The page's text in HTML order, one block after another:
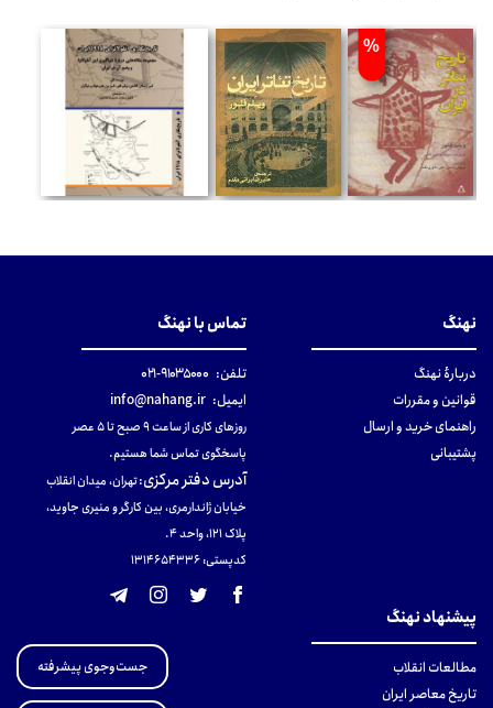
%
نهنگ
دربارهٔ نهنگ
قوانین و مقررات
راهنمای خرید و ارسال
پشتیبانی
تماس با نهنگ
تلفن: ۹۱۰۳۵۰۰۰-۰۲۱
ایمیل: info@nahang.ir
روزهای کاری از ساعت ۹ صبح تا ۵ عصر
پاسخگوی تماس شما هستیم.
آدرس دفتر مرکزی:تهران، میدان انقلاب
خیابان ژاندارمری، بین کارگر و منیری جاوید،
پلاک 121، واحد ۴.
کدپستی: 131465433۶
پیشنهاد نهنگ
مطالعات انقلاب
تاریخ معاصر ایران
جست‌وجوی پیشرفته